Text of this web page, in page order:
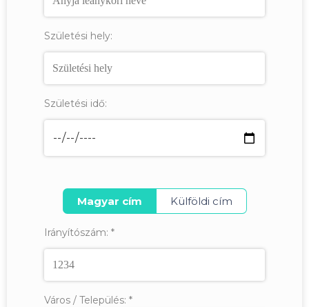
Születési hely:
Születési idő:
Magyar cím Külföldi cím
Irányítószám: *
Város / Település: *